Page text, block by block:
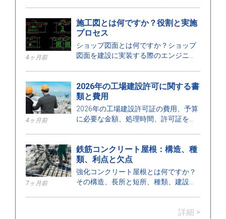
4ヶ月前
施工図とは何ですか？役割と実施
プロセス
ショップ図面とは何ですか？ショップ
図面を建設に実装する際のエンジニア
4ヶ月前
2026年の工場建設許可に関する書
類と費用
2026年の工場建設許可証の費用、予算
に必要な金額、処理時間、許可証を発
7ヶ月前
鉄筋コンクリート屋根：構造、種
類、利点と欠点
強化コンクリート屋根とは何ですか？
その構造、長所と短所、種類、建設に
詳細 >